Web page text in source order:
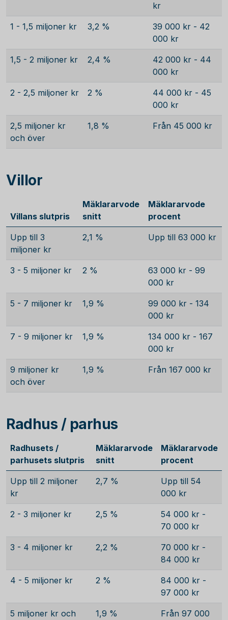
kr
1 - 1,5 miljoner kr 3,2 %
39 000 kr - 42
000 kr
1,5 - 2 miljoner kr 2,4 %
42 000 kr - 44
000 kr
2 - 2,5 miljoner kr 2 %
44 000 kr - 45
000 kr
2,5 miljoner kr
och över
1,8 % Från 45 000 kr
Villor
Villans slutpris
Mäklararvode
snitt
Mäklararvode
procent
Upp till 3
miljoner kr
2,1 % Upp till 63 000 kr
3 - 5 miljoner kr 2 %
63 000 kr - 99
000 kr
5 - 7 miljoner kr 1,9 %
99 000 kr - 134
000 kr
7 - 9 miljoner kr 1,9 %
134 000 kr - 167
000 kr
9 miljoner kr
och över
1,9 % Från 167 000 kr
Radhus / parhus
Radhusets /
parhusets slutpris
Mäklararvode
snitt
Mäklararvode
procent
Upp till 2 miljoner
kr
2,7 %
Upp till 54
000 kr
2 - 3 miljoner kr 2,5 %
54 000 kr -
70 000 kr
3 - 4 miljoner kr 2,2 %
70 000 kr -
84 000 kr
4 - 5 miljoner kr 2 %
84 000 kr -
97 000 kr
5 miljoner kr och
1,9 %
Från 97 000